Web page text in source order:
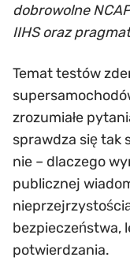
dobrowolne
IIHS oraz
Temat testów
zrozumiałe
sprawdza się tak
nie – dlaczego
publicznej
bezpieczeństwa,
potwierdzania.